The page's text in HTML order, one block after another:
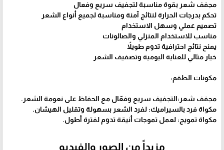
مجفف شعر بقوة مناسبة لتجفيف سريع وفعال
تحكم بدرجات الحرارة لنتائج آمنة ومناسبة لجميع أنواع الشعر
تصميم عملي وسهل الاستخدام
مناسب للاستخدام المنزلي والصالونات
يمنح نتائج احترافية تدوم طويلاً
خيار مثالي للعناية اليومية وتصفيف الشعر
مكونات الطقم:
مجفف شعر:التجفيف سريع وفعّال مع الحفاظ على نعومة الشعر.
مكواة فرد بالسيراميك: لفرد الشعر بسهولة وتقليل الهيشان.
مكواة تمويج: لعمل تموجات أنيقة تدوم لفترة أطول.
مزيداً من الصور والفيديو